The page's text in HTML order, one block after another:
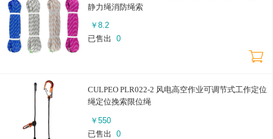
静力绳消防绳索
￥ 8.2
已售出
0
CULPEO PLR022-2 风电高空作业可调节式工作定位
绳定位挽索限位绳
￥ 550
已售出
0